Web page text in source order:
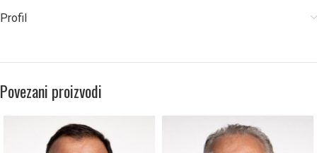
Profil
Povezani proizvodi